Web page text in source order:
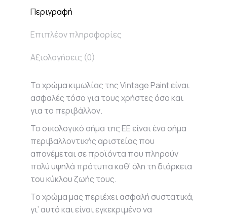
Περιγραφή
Επιπλέον πληροφορίες
Αξιολογήσεις (0)
Το χρώμα κιμωλίας της Vintage Paint είναι
ασφαλές τόσο για τους χρήστες όσο και
για το περιβάλλον.
Το οικολογικό σήμα της ΕΕ είναι ένα σήμα
περιβαλλοντικής αριστείας που
απονέμεται σε προϊόντα που πληρούν
πολύ υψηλά πρότυπα καθ’ όλη τη διάρκεια
του κύκλου ζωής τους.
Το χρώμα μας περιέχει ασφαλή συστατικά,
γι’ αυτό και είναι εγκεκριμένο να